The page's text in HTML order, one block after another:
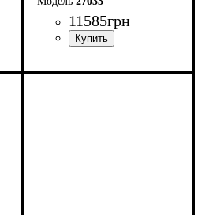
11585грн
Ширина: 179 см